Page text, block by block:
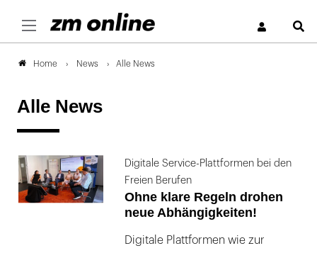
Home News Alle News
Alle News
Digitale Service-Plattformen bei den
Freien Berufen
Ohne klare Regeln drohen
neue Abhängigkeiten!
Digitale Plattformen wie zur